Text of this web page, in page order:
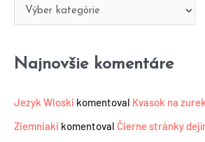
i
Najnovšie komentáre
Jezyk Wloski komentoval Kvasok na
Ziemniaki komentoval Čierne stránky